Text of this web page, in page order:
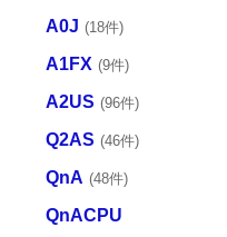
A0J (18件)
A1FX (9件)
A2US (96件)
Q2AS (46件)
QnA (48件)
QnACPU